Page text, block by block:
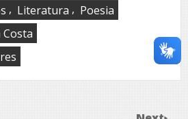
, Literatura , Poesia